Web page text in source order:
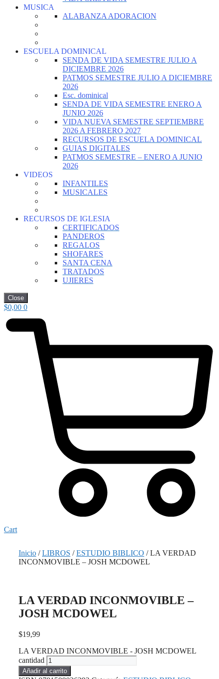
MUSICA
ALABANZA ADORACION
ESCUELA DOMINICAL
SENDA DE VIDA SEMESTRE JULIO A
DICIEMBRE 2026
PATMOS SEMESTRE JULIO A DICIEMBRE
2026
Esc. dominical
SENDA DE VIDA SEMESTRE ENERO A
JUNIO 2026
VIDA NUEVA SEMESTRE SEPTIEMBRE
2026 A FEBRERO 2027
RECURSOS DE ESCUELA DOMINICAL
GUIAS DIGITALES
PATMOS SEMESTRE – ENERO A JUNIO
2026
VIDEOS
INFANTILES
MUSICALES
RECURSOS DE IGLESIA
CERTIFICADOS
PANDEROS
REGALOS
SHOFARES
SANTA CENA
TRATADOS
UJIERES
Close
$0,00 0
Cart
Inicio /LIBROS /ESTUDIO BIBLICO / LA VERDAD
INCONMOVIBLE – JOSH MCDOWEL
LA VERDAD INCONMOVIBLE –
JOSH MCDOWEL
$19,99
LA VERDAD INCONMOVIBLE - JOSH MCDOWEL
cantidad
Añadir al carrito